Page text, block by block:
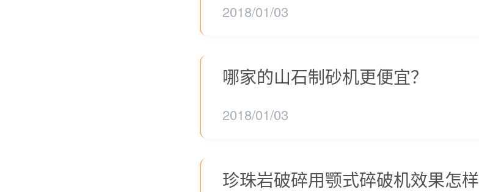
2018/01/03
哪家的山石制砂机更便宜？
2018/01/03
珍珠岩破碎用颚式碎破机效果怎样